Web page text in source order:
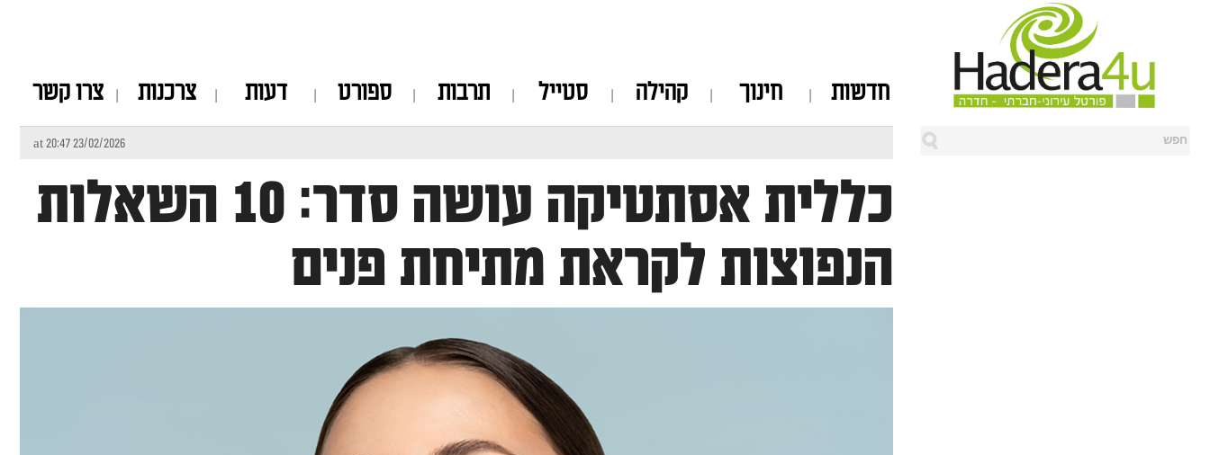
חדשות חינוך קהילה סטייל תרבות ספורט דעות צרכנות צרו קשר
23/02/2026 at 20:47
כללית אסתטיקה עושה סדר: 10 השאלות
הנפוצות לקראת מתיחת פנים